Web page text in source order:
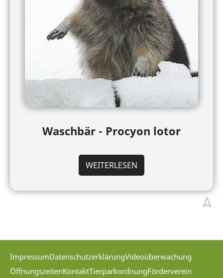
Waschbär - Procyon lotor
WEITERLESEN
ImpressumDatenschutzerklärungVideoüberwachung
ÖffnungszeitenKontaktTierparkordnungFörderverein